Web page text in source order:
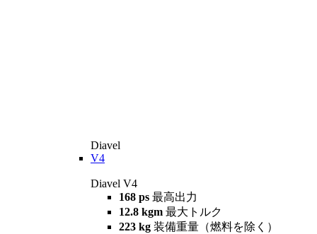
Diavel
V4
Diavel V4
168 ps 最高出力
12.8 kgm 最大トルク
223 kg 装備重量（燃料を除く）